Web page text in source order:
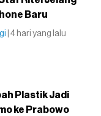
Baru
| 4 hari yang lalu
Plastik Jadi
ke Prabowo